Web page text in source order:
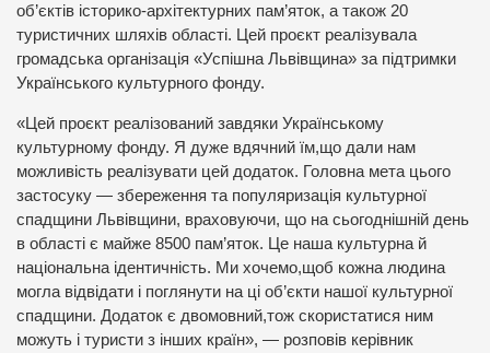
об’єктів історико-архітектурних пам’яток, а також 20
туристичних шляхів області. Цей проєкт реалізувала
громадська організація «Успішна Львівщина» за підтримки
Українського культурного фонду.
«Цей проєкт реалізований завдяки Українському
культурному фонду. Я дуже вдячний їм,що дали нам
можливість реалізувати цей додаток. Головна мета цього
застосуку — збереження та популяризація культурної
спадщини Львівщини, враховуючи, що на сьогоднішній день
в області є майже 8500 пам’яток. Це наша культурна й
національна ідентичність. Ми хочемо,щоб кожна людина
могла відвідати і поглянути на ці об’єкти нашої культурної
спадщини. Додаток є двомовний,тож скористатися ним
можуть і туристи з інших країн», — розповів керівник